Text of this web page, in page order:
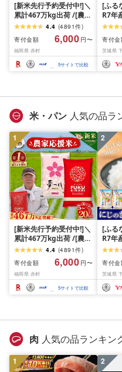
[新米先行予約受付中!]＼
累計467万kg出荷 /[農家
応援米]訳あり 令和7年産
令和8年産ふくきらり 夢
つくし 5kg 10kg 15kg
20kg [選べる品種・内容
量・出荷時期]複数原料
米 白米 精米 国産 限定
グ
4.4 (4891件)
寄付金額
6,000 円〜
福岡県 赤村
5サイトで比較
[ふる
R7年
10kg
寄付金
茨城県
米・パン 人気の品ラ
1
[新米先行予約受付中!]＼
累計467万kg出荷 /[農家
応援米]訳あり 令和7年産
令和8年産ふくきらり 夢
つくし 5kg 10kg 15kg
20kg [選べる品種・内容
量・出荷時期]複数原料
米 白米 精米 国産 限定
グ
4.4 (4891件)
寄付金額
6,000 円〜
福岡県 赤村
5サイトで比較
2
[ふる
R7年
10kg
寄付金
茨城県
肉 人気の品ランキン
1 2